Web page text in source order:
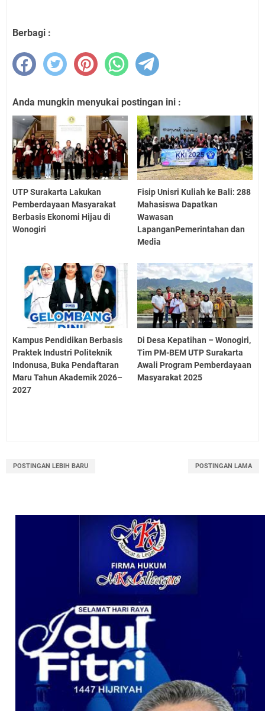
Berbagi :
Anda mungkin menyukai postingan ini :
UTP Surakarta Lakukan
Pemberdayaan Masyarakat
Berbasis Ekonomi Hijau di
Wonogiri
Fisip Unisri Kuliah ke Bali: 288
Mahasiswa Dapatkan
Wawasan
LapanganPemerintahan dan
Media
Kampus Pendidikan Berbasis
Praktek Industri Politeknik
Indonusa, Buka Pendaftaran
Maru Tahun Akademik 2026–
2027
Di Desa Kepatihan – Wonogiri,
Tim PM-BEM UTP Surakarta
Awali Program Pemberdayaan
Masyarakat 2025
POSTINGAN LEBIH BARU POSTINGAN LAMA